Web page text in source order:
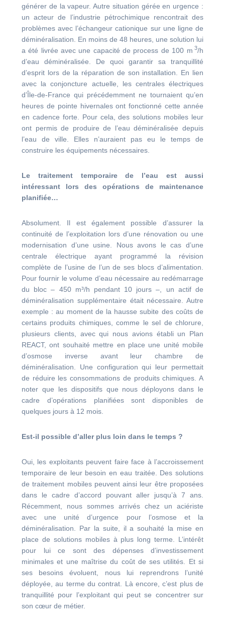
générer de la vapeur. Autre situation gérée en urgence :
un acteur de l’industrie pétrochimique rencontrait des
problèmes avec l’échangeur cationique sur une ligne de
déminéralisation. En moins de 48 heures, une solution lui
a été livrée avec une capacité de process de 100 m 3/h
d’eau déminéralisée. De quoi garantir sa tranquillité
d’esprit lors de la réparation de son installation. En lien
avec la conjoncture actuelle, les centrales électriques
d’Île-de-France qui précédemment ne tournaient qu’en
heures de pointe hivernales ont fonctionné cette année
en cadence forte. Pour cela, des solutions mobiles leur
ont permis de produire de l’eau déminéralisée depuis
l’eau de ville. Elles n’auraient pas eu le temps de
construire les équipements nécessaires.
Le traitement temporaire de l’eau est aussi
intéressant lors des opérations de maintenance
planifiée…
Absolument. Il est également possible d’assurer la
continuité de l’exploitation lors d’une rénovation ou une
modernisation d’une usine. Nous avons le cas d’une
centrale électrique ayant programmé la révision
complète de l’usine de l’un de ses blocs d’alimentation.
Pour fournir le volume d’eau nécessaire au redémarrage
du bloc – 450 m³/h pendant 10 jours –, un actif de
déminéralisation supplémentaire était nécessaire. Autre
exemple : au moment de la hausse subite des coûts de
certains produits chimiques, comme le sel de chlorure,
plusieurs clients, avec qui nous avions établi un Plan
REACT, ont souhaité mettre en place une unité mobile
d’osmose inverse avant leur chambre de
déminéralisation. Une configuration qui leur permettait
de réduire les consommations de produits chimiques. A
noter que les dispositifs que nous déployons dans le
cadre d’opérations planifiées sont disponibles de
quelques jours à 12 mois.
Est-il possible d’aller plus loin dans le temps ?
Oui, les exploitants peuvent faire face à l’accroissement
temporaire de leur besoin en eau traitée. Des solutions
de traitement mobiles peuvent ainsi leur être proposées
dans le cadre d’accord pouvant aller jusqu’à 7 ans.
Récemment, nous sommes arrivés chez un aciériste
avec une unité d’urgence pour l’osmose et la
déminéralisation. Par la suite, il a souhaité la mise en
place de solutions mobiles à plus long terme. L’intérêt
pour lui ce sont des dépenses d’investissement
minimales et une maîtrise du coût de ses utilités. Et si
ses besoins évoluent, nous lui reprendrons l’unité
déployée, au terme du contrat. Là encore, c’est plus de
tranquillité pour l’exploitant qui peut se concentrer sur
son cœur de métier.